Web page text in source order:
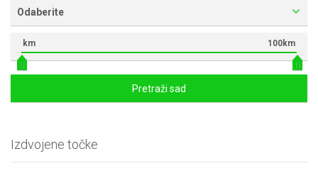
Odaberite
km 100km
Pretraži sad
Izdvojene točke